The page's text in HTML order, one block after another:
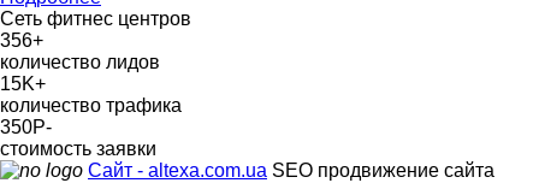
Сеть фитнес центров
356+
количество лидов
15K+
количество трафика
350Р-
стоимость заявки
Сайт - altexa.com.ua SEO продвижение сайта